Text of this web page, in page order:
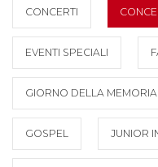
CONCERTI
EVENTI SPECIALI
GIORNO DELLA MEMORIA
GOSPEL JUNIOR